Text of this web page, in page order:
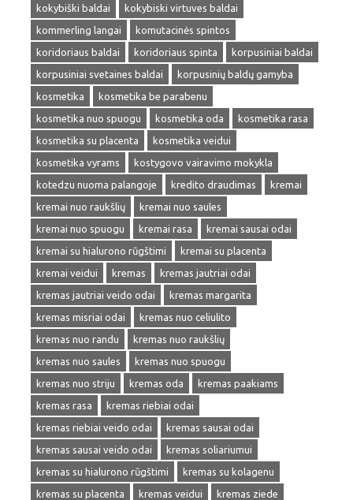
kokybiški baldai
kokybiski virtuves baldai
kommerling langai
komutacinės spintos
koridoriaus baldai
koridoriaus spinta
korpusiniai baldai
korpusiniai svetaines baldai
korpusinių baldų gamyba
kosmetika
kosmetika be parabenu
kosmetika nuo spuogu
kosmetika oda
kosmetika rasa
kosmetika su placenta
kosmetika veidui
kosmetika vyrams
kostygovo vairavimo mokykla
kotedzu nuoma palangoje
kredito draudimas
kremai
kremai nuo raukšlių
kremai nuo saules
kremai nuo spuogu
kremai rasa
kremai sausai odai
kremai su hialurono rūgštimi
kremai su placenta
kremai veidui
kremas
kremas jautriai odai
kremas jautriai veido odai
kremas margarita
kremas misriai odai
kremas nuo celiulito
kremas nuo randu
kremas nuo raukšlių
kremas nuo saules
kremas nuo spuogu
kremas nuo striju
kremas oda
kremas paakiams
kremas rasa
kremas riebiai odai
kremas riebiai veido odai
kremas sausai odai
kremas sausai veido odai
kremas soliariumui
kremas su hialurono rūgštimi
kremas su kolagenu
kremas su placenta
kremas veidui
kremas ziede